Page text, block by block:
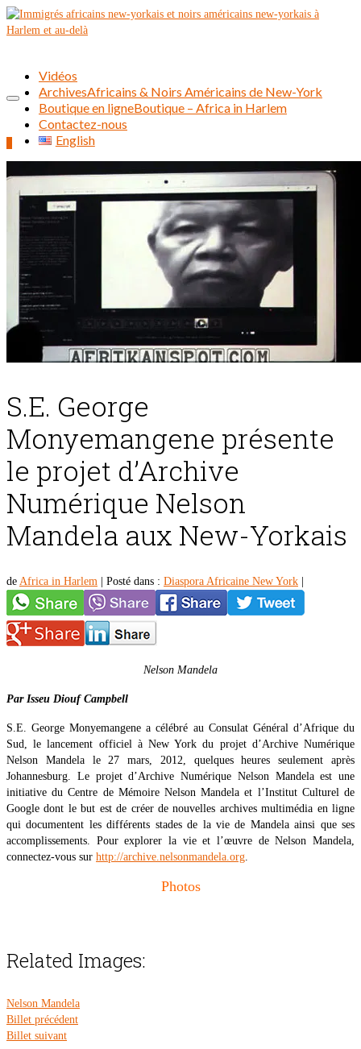
Rechercher :
Vidéos
ArchivesAfricains & Noirs Américains de New-York
Boutique en ligneBoutique – Africa in Harlem
Contactez-nous
English
S.E. George
Monyemangene présente
le projet d’Archive
Numérique Nelson
Mandela aux New-Yorkais
de Africa in Harlem Posté dans : Diaspora Africaine New York
Nelson Mandela
Par Isseu Diouf Campbell
S.E. George Monyemangene a célébré au Consulat Général d’Afrique du
Sud, le lancement officiel à New York du projet d’Archive Numérique
Nelson Mandela le 27 mars, 2012, quelques heures seulement après
Johannesburg. Le projet d’Archive Numérique Nelson Mandela est une
initiative du Centre de Mémoire Nelson Mandela et l’Institut Culturel de
Google dont le but est de créer de nouvelles archives multimédia en ligne
qui documentent les différents stades de la vie de Mandela ainsi que ses
accomplissements. Pour explorer la vie et l’œuvre de Nelson Mandela,
connectez-vous sur http://archive.nelsonmandela.org.
Photos
Related Images:
Nelson Mandela
Billet précédent
Billet suivant